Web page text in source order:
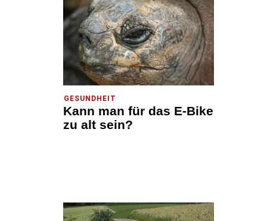
GESUNDHEIT
Kann man für das E-Bike
zu alt sein?